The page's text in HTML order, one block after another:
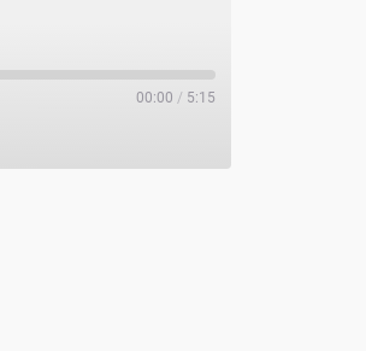
00:00 / 5:15